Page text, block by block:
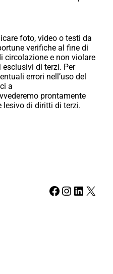
foto, video o testi da
verifiche al fine di
circolazione e non violare
di terzi. Per
errori nell’uso del
a
prontamente
lesivo di diritti di terzi.
Facebook Instagram LinkedIn X